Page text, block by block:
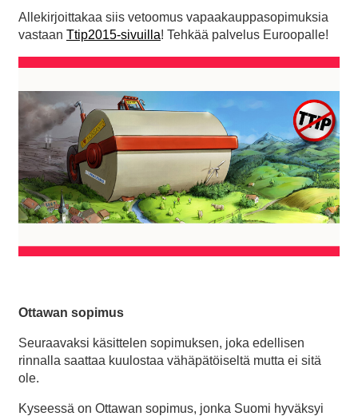
Allekirjoittakaa siis vetoomus vapaakauppasopimuksia
vastaan Ttip2015-sivuilla! Tehkää palvelus Euroopalle!
Ottawan sopimus
Seuraavaksi käsittelen sopimuksen, joka edellisen
rinnalla saattaa kuulostaa vähäpätöiseltä mutta ei sitä
ole.
Kyseessä on Ottawan sopimus, jonka Suomi hyväksyi